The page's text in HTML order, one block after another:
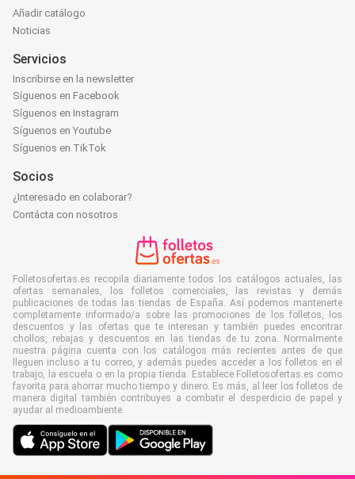
Añadir catálogo
Noticias
Servicios
Inscribirse en la newsletter
Síguenos en Facebook
Síguenos en Instagram
Síguenos en Youtube
Síguenos en TikTok
Socios
¿Interesado en colaborar?
Contácta con nosotros
Folletosofertas.es recopila diariamente todos los catálogos actuales, las
ofertas semanales, los folletos comerciales, las revistas y demás
publicaciones de todas las tiendas de España. Así podemos mantenerte
completamente informado/a sobre las promociones de los folletos, los
descuentos y las ofertas que te interesan y también puedes encontrar
chollos, rebajas y descuentos en las tiendas de tu zona. Normalmente
nuestra página cuenta con los catálogos más recientes antes de que
lleguen incluso a tu correo, y además puedes acceder a los folletos en el
trabajo, la escuela o en la propia tienda. Establece Folletosofertas.es como
favorita para ahorrar mucho tiempo y dinero. Es más, al leer los folletos de
manera digital también contribuyes a combatir el desperdicio de papel y
ayudar al medioambiente.